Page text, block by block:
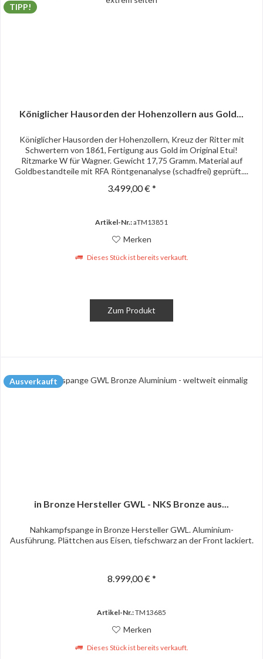
TIPP!
Königlicher Hausorden der Hohenzollern aus Gold...
Königlicher Hausorden der Hohenzollern, Kreuz der Ritter mit
Schwertern von 1861, Fertigung aus Gold im Original Etui!
Ritzmarke W für Wagner. Gewicht 17,75 Gramm. Material auf
Goldbestandteile mit RFA Röntgenanalyse (schadfrei) geprüft....
3.499,00 € *
Artikel-Nr.:aTM13851
Merken
Dieses Stück ist bereits verkauft.
Zum Produkt
Ausverkauft
in Bronze Hersteller GWL - NKS Bronze aus...
Nahkampfspange in Bronze Hersteller GWL. Aluminium-
Ausführung. Plättchen aus Eisen, tiefschwarz an der Front lackiert.
8.999,00 € *
Artikel-Nr.:TM13685
Merken
Dieses Stück ist bereits verkauft.